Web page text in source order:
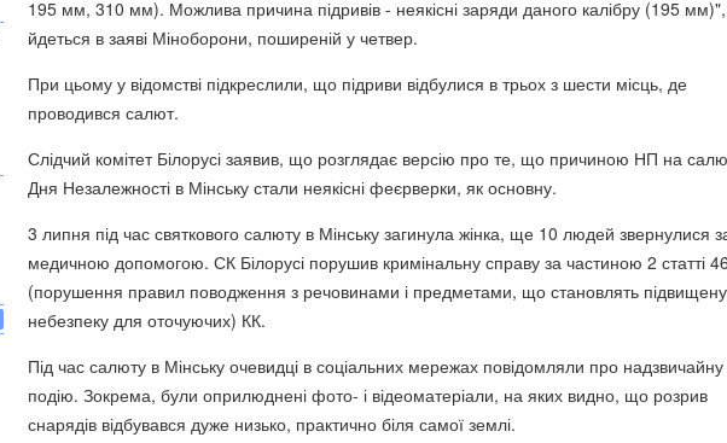
195 мм, 310 мм). Можлива причина підривів - неякісні заряди даного калібру (195
йдеться в заяві Міноборони, поширеній у четвер.
При цьому у відомстві підкреслили, що підриви відбулися в трьох з шести місць, де
проводився салют.
Слідчий комітет Білорусі заявив, що розглядає версію про те, що причиною НП на
Дня Незалежності в Мінську стали неякісні феєрверки, як основну.
3 липня під час святкового салюту в Мінську загинула жінка, ще 10 людей звернулися
медичною допомогою. СК Білорусі порушив кримінальну справу за частиною 2 статті
(порушення правил поводження з речовинами і предметами, що становлять підвищену
небезпеку для оточуючих) КК.
Під час салюту в Мінську очевидці в соціальних мережах повідомляли про надзвичайну
подію. Зокрема, були оприлюднені фото- і відеоматеріали, на яких видно, що розрив
снарядів відбувався дуже низько, практично біля самої землі.